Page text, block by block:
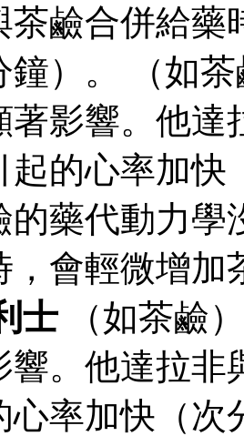
茶鹼合併給藥
鐘）。 （如
著影響。他
起的心率加快
的藥代動力學
，會輕微增加
士 （如茶鹼
響。他達拉非
心率加快（次